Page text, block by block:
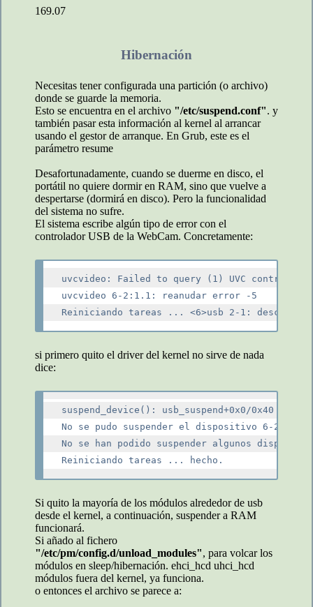
169.07
Hibernación
Necesitas tener configurada una partición (o archivo)
donde se guarde la memoria.
Esto se encuentra en el archivo "/etc/suspend.conf". y
también pasar esta información al kernel al arrancar
usando el gestor de arranque. En Grub, este es el
parámetro resume
Desafortunadamente, cuando se duerme en disco, el
portátil no quiere dormir en RAM, sino que vuelve a
despertarse (dormirá en disco). Pero la funcionalidad
del sistema no sufre.
El sistema escribe algún tipo de error con el
controlador USB de la WebCam. Concretamente:
uvcvideo: Failed to query (1) UVC control
uvcvideo 6-2:1.1: reanudar error -5
si primero quito el driver del kernel no sirve de nada
dice:
suspend_device(): usb_suspend+0x0/0x40
No se pudo suspender el dispositivo 6-2:
No se han podido suspender algunos
Si quito la mayoría de los módulos alrededor de usb
desde el kernel, a continuación, suspender a RAM
funcionará.
Si añado al fichero
"/etc/pm/config.d/unload_modules", para volcar los
módulos en sleep/hibernación. ehci_hcd uhci_hcd
módulos fuera del kernel, ya funciona.
o entonces el archivo se parece a: